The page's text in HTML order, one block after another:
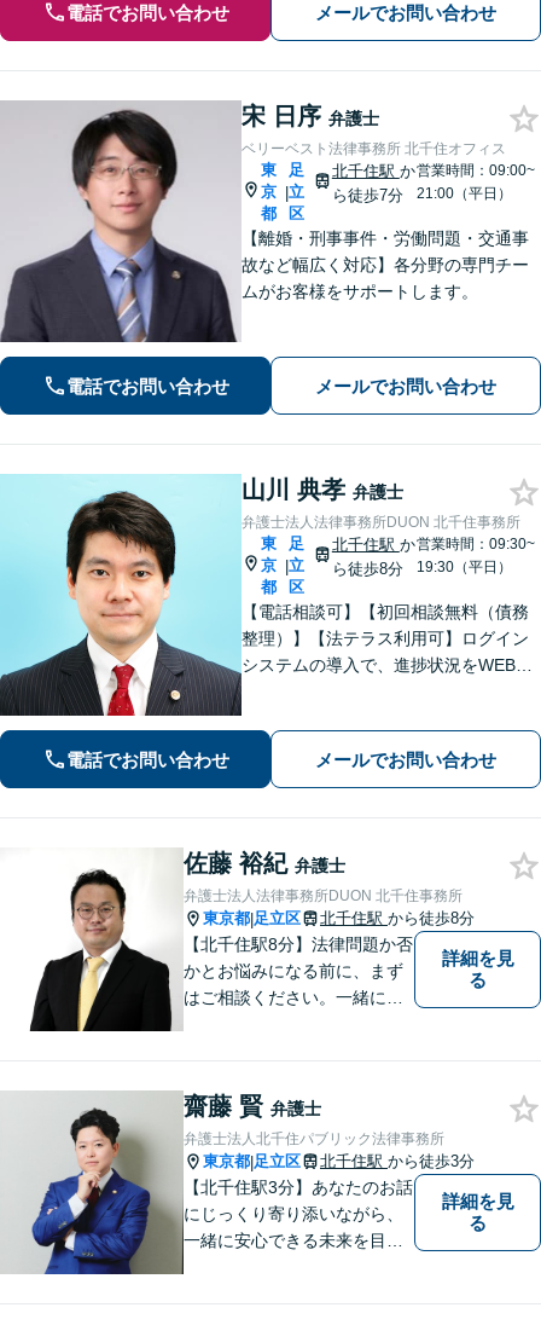
電話でお問い合わせ メールでお問い合わせ
宋 日序 弁護士
ベリーベスト法律事務所 北千住オフィス
東
京
都
|
足
立
区
北千住駅 か
ら徒歩7分
営業時間：09:00~
21:00（平日）
【離婚・刑事事件・労働問題・交通事
故など幅広く対応】各分野の専門チー
ムがお客様をサポートします。
電話でお問い合わせ メールでお問い合わせ
山川 典孝 弁護士
弁護士法人法律事務所DUON 北千住事務所
東
京
都
|
足
立
区
北千住駅 か
ら徒歩8分
営業時間：09:30~
19:30（平日）
【電話相談可】【初回相談無料（債務
整理）】【法テラス利用可】ログイン
システムの導入で、進捗状況をWEB上
い事案に対応できます【夜間・休日面
談可】【完全個室】【新宿三丁目駅5
電話でお問い合わせ メールでお問い合わせ
佐藤 裕紀 弁護士
弁護士法人法律事務所DUON 北千住事務所
東京都|足立区 北千住駅 から徒歩8分
【北千住駅8分】法律問題か否
かとお悩みになる前に、まず
はご相談ください。一緒に考
詳細を見
る
齋藤 賢 弁護士
弁護士法人北千住パブリック法律事務所
東京都|足立区 北千住駅 から徒歩3分
【北千住駅3分】あなたのお話
にじっくり寄り添いながら、
一緒に安心できる未来を目指
詳細を見
る